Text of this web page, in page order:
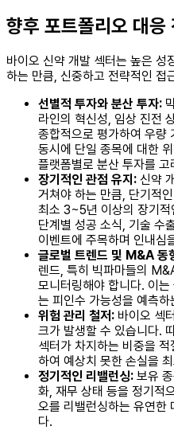
향후 포트폴리오 대응
바이오 신약 개발 섹터는 높은 성
하는 만큼, 신중하고 전략적인 접
선별적 투자와 분산 투자:
라인의 혁신성, 임상 진전
종합적으로 평가하여 우량
동시에 단일 종목에 대한
플랫폼별로 분산 투자를
장기적인 관점 유지: 신약
거쳐야 하는 만큼, 단기적
최소 3~5년 이상의 장기적
단계별 성공 소식, 기술 수
이벤트에 주목하며 인내심
글로벌 트렌드 및 M&A 동
렌드, 특히 빅파마들의
모니터링해야 합니다. 이
는 피인수 가능성을 예측
위험 관리 철저: 바이오 섹
크가 발생할 수 있습니다.
섹터가 차지하는 비중을
하여 예상치 못한 손실을
정기적인 리밸런싱: 보유
화, 재무 상태 등을 정기적
오를 리밸런싱하는 유연한
다.